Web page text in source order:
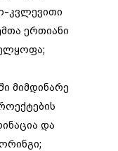
კვლევითი
ერთიანი
მიმდინარე
და